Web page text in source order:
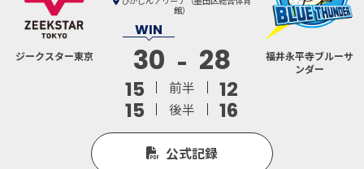
ジークスター東京
館）
30 28
15 前半
12
15
後半 16
福井永平寺ブルーサ
ンダー
公式記録